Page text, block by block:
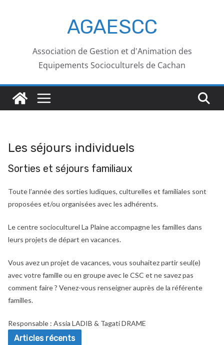
AGAESCC
Association de Gestion et d'Animation des
Equipements Socioculturels de Cachan
Les séjours individuels
Sorties et séjours familiaux
Toute l’année des sorties ludiques, culturelles et familiales sont
proposées et/ou organisées avec les adhérents.
Le centre socioculturel La Plaine accompagne les familles dans
leurs projets de départ en vacances.
Vous avez un projet de vacances, vous souhaitez partir seul(e)
avec votre famille ou en groupe avec le CSC et ne savez pas
comment faire ? Venez-vous renseigner auprès de la référente
familles.
Responsable : Assia LADIB & Tagati DRAME
Articles récents